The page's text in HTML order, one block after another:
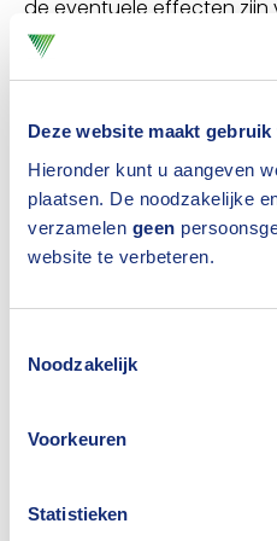
Deze website maakt
Hieronder kunt u aangeven
plaatsen. De noodzakelijke
verzamelen geen
website te verbeteren.
Noodzakelijk
Voorkeuren
Statistieken
de eventuele effecten zijn
data door verzekeraars
Door jaarlijks te
particuliere verzekerden
liggen of juist verder uit
voorkomen dat de
Ethisch kader
vorig jaar een
van alle Nederlandse
met uitgangspunten